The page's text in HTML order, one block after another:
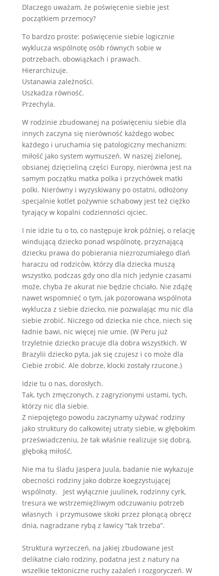
Dlaczego uważam, że poświęcenie siebie jest
początkiem przemocy?
To bardzo proste: poświęcenie siebie logicznie
wyklucza wspólnotę osób równych sobie w
potrzebach, obowiązkach i prawach.
Hierarchizuje.
Ustanawia zależności.
Uszkadza równość.
Przechyla.
W rodzinie zbudowanej na poświęceniu siebie dla
innych zaczyna się nierówność każdego wobec
każdego i uruchamia się patologiczny mechanizm:
miłość jako system wymuszeń. W naszej zielonej,
obsianej dzięcieliną części Europy, nierówna jest na
samym początku matka polka i przychówek matki
polki. Nierówny i wyzyskiwany po ostatni, odłożony
specjalnie kotlet pożywnie schabowy jest też ciężko
tyrający w kopalni codzienności ojciec.
I nie idzie tu o to, co następuje krok później, o relację
windującą dziecko ponad wspólnotę, przyznającą
dziecku prawa do pobierania niezrozumiałego dlań
haraczu od rodziców, którzy dla dziecka muszą
wszystko, podczas gdy ono dla nich jedynie czasami
może, chyba że akurat nie będzie chciało. Nie zdążę
nawet wspomnieć o tym, jak pozorowana wspólnota
wyklucza z siebie dziecko, nie pozwalając mu nic dla
siebie zrobić. Niczego od dziecka nie chce, niech się
ładnie bawi, nic więcej nie umie. (W Peru już
trzyletnie dziecko pracuje dla dobra wszystkich. W
Brazylii dziecko pyta, jak się czujesz i co może dla
Ciebie zrobić. Ale dobrze, klocki zostały rzucone.)
Idzie tu o nas, dorosłych.
Tak, tych zmęczonych, z zagryzionymi ustami, tych,
którzy nic dla siebie.
Z niepojętego powodu zaczynamy używać rodziny
jako struktury do całkowitej utraty siebie, w głębokim
przeświadczeniu, że tak właśnie realizuje się dobrą,
głęboką miłość.
Nie ma tu śladu Jaspera Juula, badanie nie wykazuje
obecności rodziny jako dobrze koegzystującej
wspólnoty. Jest wyłącznie juulinek, rodzinny cyrk,
tresura we wstrzemięźliwym odczuwaniu potrzeb
własnych i przymusowe skoki przez płonącą obręcz
dnia, nagradzane rybą z ławicy “tak trzeba”.
Struktura wyrzeczeń, na jakiej zbudowane jest
delikatne ciało rodziny, podatna jest z natury na
wszelkie tektoniczne ruchy zażaleń i rozgoryczeń. W